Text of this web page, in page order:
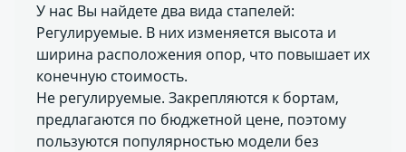
У нас Вы найдете два вида стапелей:
Регулируемые. В них изменяется высота и
ширина расположения опор, что повышает их
конечную стоимость.
Не регулируемые. Закрепляются к бортам,
предлагаются по бюджетной цене, поэтому
пользуются популярностью модели без